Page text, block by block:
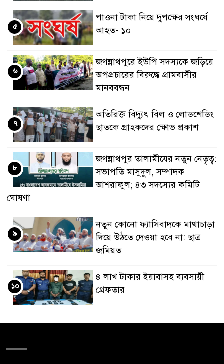
পাওনা টাকা নিয়ে দুপক্ষের সংঘর্ষে
আহত- ১০
৫
জগন্নাথপুরে ইউপি সদস্যকে জড়িয়ে
অপপ্রচারের বিরুদ্ধে গ্রামবাসীর
মানববন্ধন
৬
অতিরিক্ত বিদ্যুৎ বিল ও লোডশেডিং
ছাতকে গ্রাহকদের ক্ষোভ প্রকাশ
৭
জগন্নাথপুর তালামীযের নতুন নেতৃত্ব:
সভাপতি মাসুদুল, সম্পাদক
আশরাফুল; ৪৩ সদস্যের কমিটি
ঘোষণা
৮
নতুন কোনো ফ্যাসিবাদকে মাথাচাড়া
দিয়ে উঠতে দেওয়া হবে না: ছাত্র
জমিয়ত
৯
৪ লাখ টাকার ইয়াবাসহ ব্যবসায়ী
গ্রেফতার
১০